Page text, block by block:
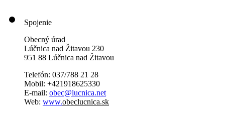
Spojenie
Obecný úrad
Lúčnica nad Žitavou 230
951 88 Lúčnica nad Žitavou
Telefón: 037/788 21 28
Mobil: +421918625330
E-mail: obec@lucnica.net
Web: www.obeclucnica.sk